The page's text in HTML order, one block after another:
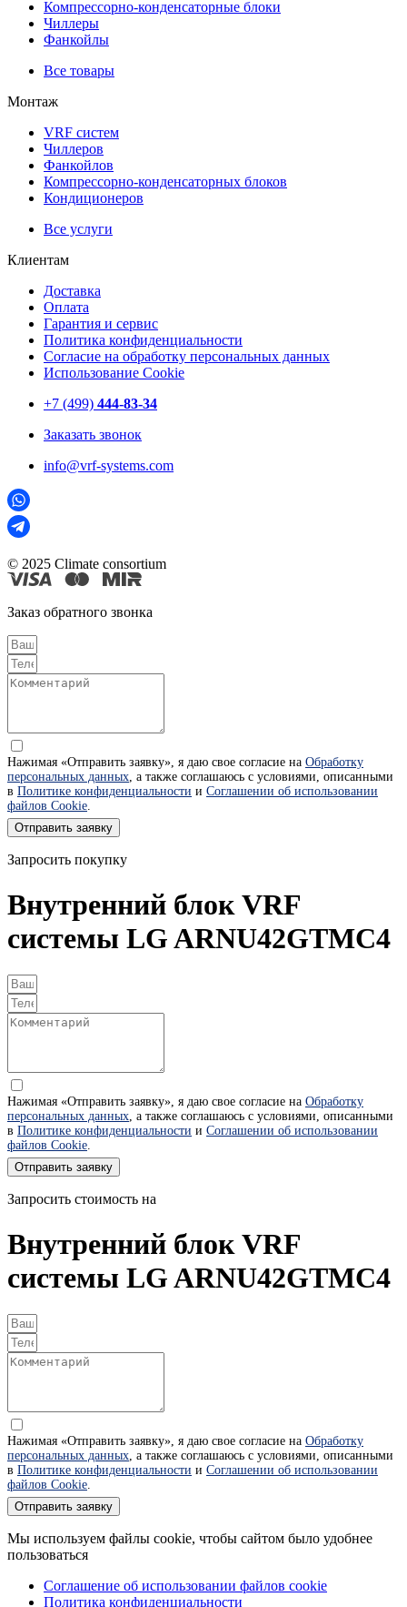
Компрессорно-конденсаторные блоки
Чиллеры
Фанкойлы
Все товары
Монтаж
VRF систем
Чиллеров
Фанкойлов
Компрессорно-конденсаторных блоков
Кондиционеров
Все услуги
Клиентам
Доставка
Оплата
Гарантия и сервис
Политика конфиденциальности
Согласие на обработку персональных данных
Использование Cookie
+7 (499) 444-83-34
Заказать звонок
info@vrf-systems.com
© 2025 Climate consortium
Заказ обратного звонка
Нажимая «Отправить заявку», я даю свое согласие на Обработку
персональных данных, а также соглашаюсь с условиями, описанными
в Политике конфиденциальности и Соглашении об использовании
файлов Cookie.
Отправить заявку
Запросить покупку
Внутренний блок VRF
системы LG ARNU42GTMC4
Нажимая «Отправить заявку», я даю свое согласие на Обработку
персональных данных, а также соглашаюсь с условиями, описанными
в Политике конфиденциальности и Соглашении об использовании
файлов Cookie.
Отправить заявку
Запросить стоимость на
Внутренний блок VRF
системы LG ARNU42GTMC4
Нажимая «Отправить заявку», я даю свое согласие на Обработку
персональных данных , а также соглашаюсь с условиями, описанными
в Политике конфиденциальности и Соглашении об использовании
файлов Cookie
Отправить заявку
Мы используем файлы cookie, чтобы сайтом было удобнее
пользоваться
Соглашение об использовании файлов cookie
Политика конфиденциальности